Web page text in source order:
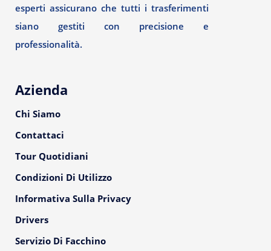
esperti assicurano che tutti i trasferimenti
siano gestiti con precisione e
professionalità.
Azienda
Chi Siamo
Contattaci
Tour Quotidiani
Condizioni Di Utilizzo
Informativa Sulla Privacy
Drivers
Servizio Di Facchino